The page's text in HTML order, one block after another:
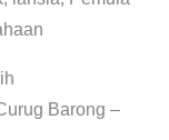
Barong –